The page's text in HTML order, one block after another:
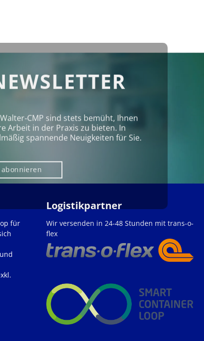
sind stets bemüht, Ihnen
Arbeit in der Praxis zu bieten. In
spannende Neuigkeiten für Sie.
für
Logistikpartner
Wir versenden in 24-48 Stunden mit trans-o-
flex